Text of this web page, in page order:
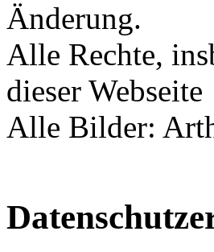
Änderung.
Alle Rechte,
dieser
Alle Bilder: